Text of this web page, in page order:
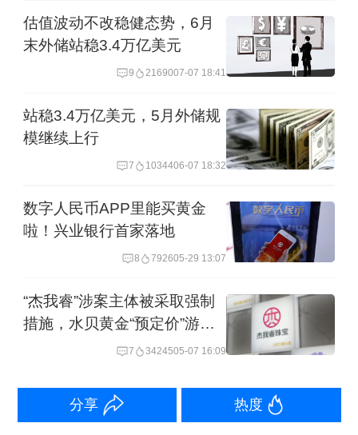
等级、限制部分客户交易权限等方式控
制风险敞口。如今，随着金价回调及波
动率阶段性回落，银行对积存金业务的
除风险等级调整外，多家银行还从交易
兴业银行今年4月与京东金岳（厦门）数
字科技有限公司合作开展积存金代销业
渠道交易时间，由原先最晚至23时调整
为次日凌晨2时。建设银行、招商银行、
盘交易服务，以覆盖国际黄金市场活跃
估值波动不改稳健态势，6月
末外储站稳3.4万亿美元
9 2169007-07 18:41
站稳3.4万亿美元，5月外储规
模继续上行
7 1034406-07 18:32
数字人民币APP里能买黄金
啦！兴业银行首家落地
8 792605-29 13:07
“杰我睿”涉案主体被采取强制
措施，水贝黄金“预定价”游戏
7 3424505-07 16:09
分享 热度